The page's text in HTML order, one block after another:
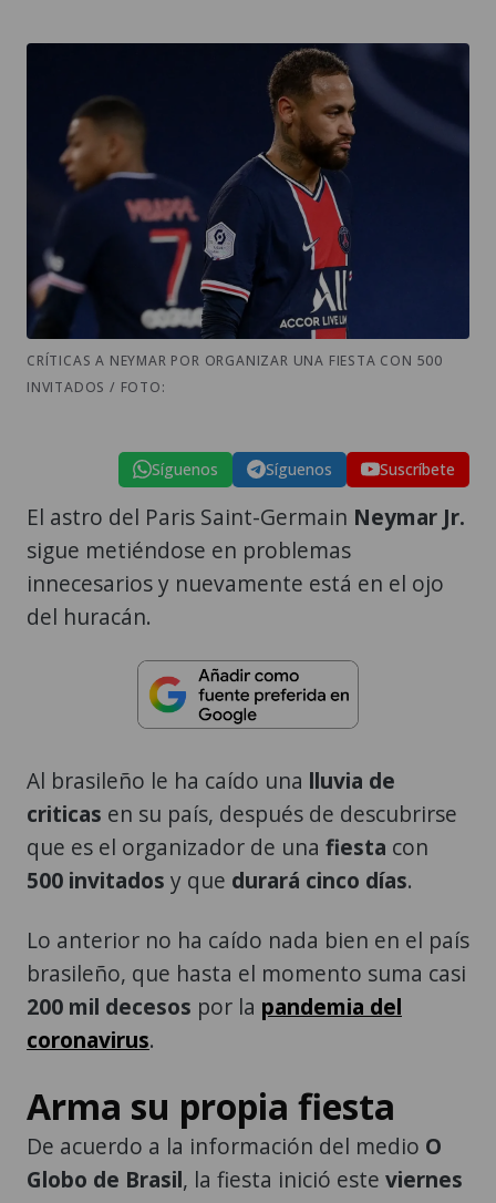
CRÍTICAS A NEYMAR POR ORGANIZAR UNA FIESTA CON 500
INVITADOS / FOTO:
Síguenos Síguenos Suscríbete
El astro del Paris Saint-Germain Neymar Jr.
sigue metiéndose en problemas
innecesarios y nuevamente está en el ojo
del huracán.
Al brasileño le ha caído una lluvia de
criticas en su país, después de descubrirse
que es el organizador de una fiesta con
500 invitados y que durará cinco días.
Lo anterior no ha caído nada bien en el país
brasileño, que hasta el momento suma casi
200 mil decesos por la pandemia del
coronavirus.
Arma su propia fiesta
De acuerdo a la información del medio O
Globo de Brasil, la fiesta inició este viernes